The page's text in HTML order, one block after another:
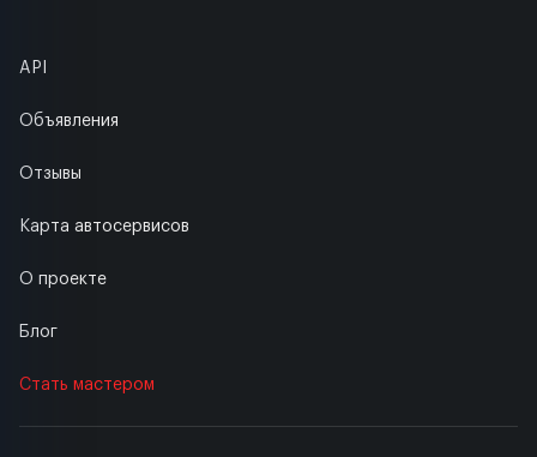
API
Объявления
Отзывы
Карта автосервисов
О проекте
Блог
Стать мастером